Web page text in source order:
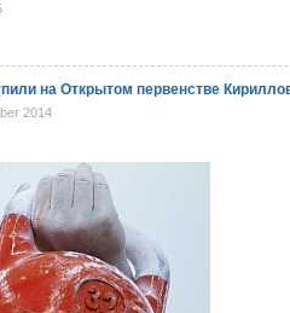
на Открытом первенстве
2014